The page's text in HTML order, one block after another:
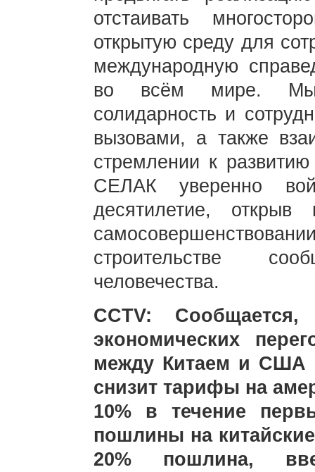
отстаивать
открытую среду для
международную
во всём мире. Мы
солидарность и
вызовами, а также
стремлении к
СЕЛАК уверенно
десятилетие,
строительстве
человечества.
CCTV:
экономических
между Китаем и США
снизит тарифы на
10% в течение
пошлины на
20% пошлина,